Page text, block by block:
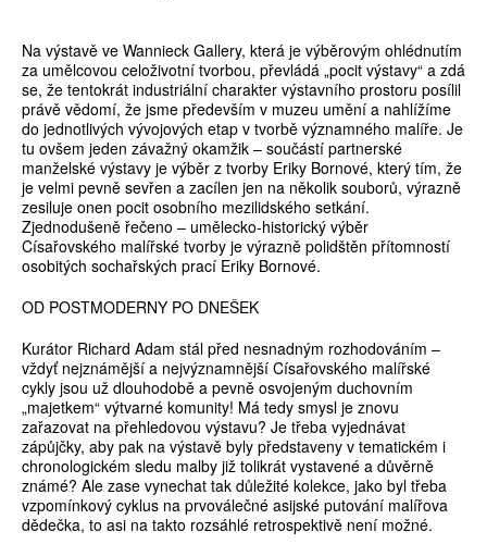
Na výstavě ve Wannieck Gallery, která je výběrovým ohlédnutím
za umělcovou celoživotní tvorbou, převládá „pocit výstavy“ a zdá
se, že tentokrát industriální charakter výstavního prostoru posílil
právě vědomí, že jsme především v muzeu umění a nahlížíme
do jednotlivých vývojových etap v tvorbě významného malíře. Je
tu ovšem jeden závažný okamžik – součástí partnerské
manželské výstavy je výběr z tvorby Eriky Bornové, který tím, že
je velmi pevně sevřen a zacílen jen na několik souborů, výrazně
zesiluje onen pocit osobního mezilidského setkání.
Zjednodušeně řečeno – umělecko-historický výběr
Císařovského malířské tvorby je výrazně polidštěn přítomností
osobitých sochařských prací Eriky Bornové.
OD POSTMODERNY PO DNEŠEK
Kurátor Richard Adam stál před nesnadným rozhodováním –
vždyť nejznámější a nejvýznamnější Císařovského malířské
cykly jsou už dlouhodobě a pevně osvojeným duchovním
„majetkem“ výtvarné komunity! Má tedy smysl je znovu
zařazovat na přehledovou výstavu? Je třeba vyjednávat
zápůjčky, aby pak na výstavě byly představeny v tematickém i
chronologickém sledu malby již tolikrát vystavené a důvěrně
známé? Ale zase vynechat tak důležité kolekce, jako byl třeba
vzpomínkový cyklus na prvoválečné asijské putování malířova
dědečka, to asi na takto rozsáhlé retrospektivě není možné.